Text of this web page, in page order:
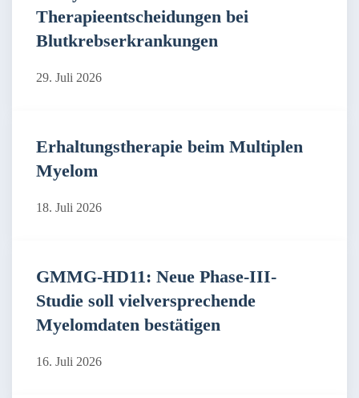
Therapieentscheidungen bei
Blutkrebserkrankungen
29. Juli 2026
Erhaltungstherapie beim Multiplen
Myelom
18. Juli 2026
GMMG-HD11: Neue Phase-III-
Studie soll vielversprechende
Myelomdaten bestätigen
16. Juli 2026